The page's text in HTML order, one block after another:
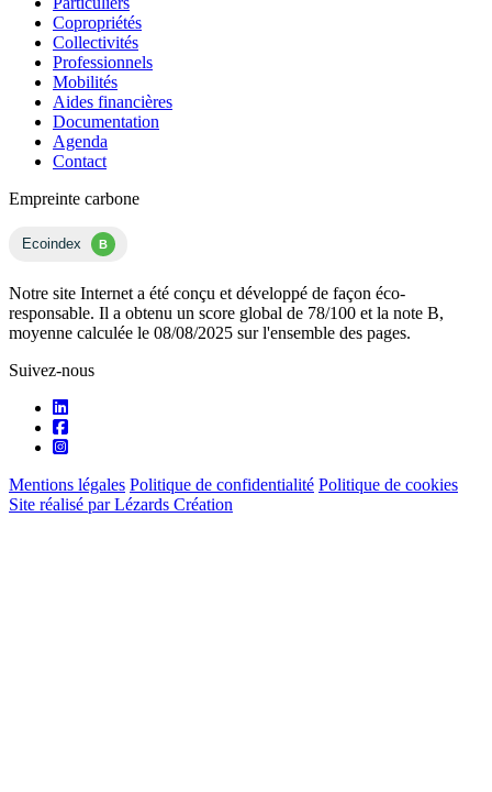
Copropriétés
Collectivités
Professionnels
Mobilités
Aides financières
Documentation
Agenda
Contact
Empreinte carbone
Ecoindex B
Notre site Internet a été conçu et développé de façon éco-
responsable. Il a obtenu un score global de 78/100 et la note B,
moyenne calculée le 08/08/2025 sur l'ensemble des pages.
Suivez-nous
Mentions légales Politique de confidentialité Politique de cookies
Site réalisé par Lézards Création